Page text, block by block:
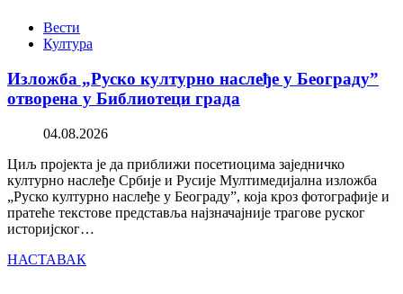
Вести
Култура
Изложба „Руско културно наслеђе у Београду”
отворена у Библиотеци града
04.08.2026
Циљ пројекта је да приближи посетиоцима заједничко
културно наслеђе Србије и Русије Мултимедијална изложба
„Руско културно наслеђе у Београду”, која кроз фотографије и
пратеће текстове представља најзначајније трагове руског
историјског…
НАСТАВАК